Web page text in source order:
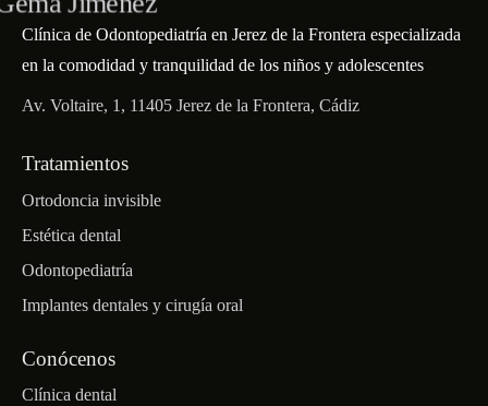
Clínica de Odontopediatría en Jerez de la Frontera especializada
en la comodidad y tranquilidad de los niños y adolescentes
Av. Voltaire, 1, 11405 Jerez de la Frontera, Cádiz
Tratamientos
Ortodoncia invisible
Estética dental
Odontopediatría
Implantes dentales y cirugía oral
Conócenos
Clínica dental